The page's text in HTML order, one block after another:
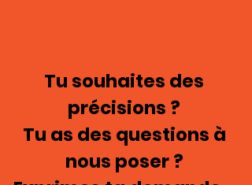
Tu souhaites des
précisions ?
Tu as des questions à
nous poser ?